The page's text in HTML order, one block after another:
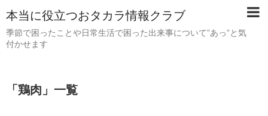
本当に役立つおタカラ情報クラブ
季節で困ったことや日常生活で困った出来事について”あっ”と気
付かせます
「 鶏肉 」 一覧